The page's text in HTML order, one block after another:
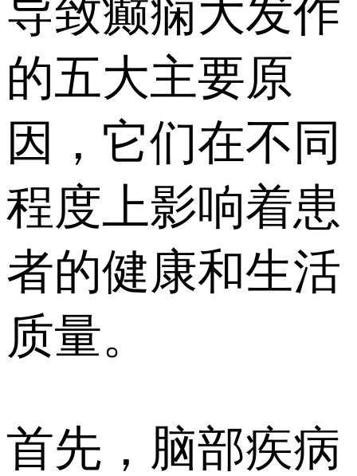
导致癫痫大发作
的五大主要原
因，它们在不同
程度上影响着患
者的健康和生活
质量。
首先，脑部疾病